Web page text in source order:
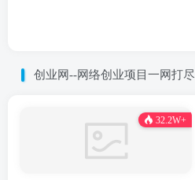
创业网--网络创业项目一网打尽
32.2W+